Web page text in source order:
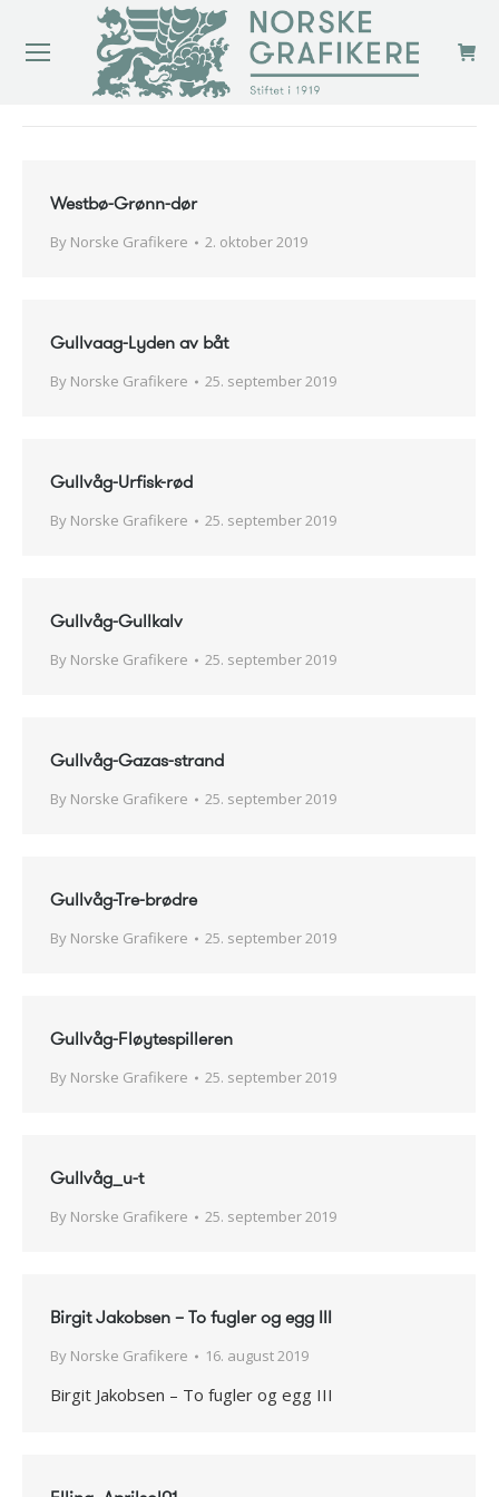
Westbø-Grønn-dør
By Norske Grafikere 2. oktober 2019
Gullvaag-Lyden av båt
By Norske Grafikere 25. september 2019
Gullvåg-Urfisk-rød
By Norske Grafikere 25. september 2019
Gullvåg-Gullkalv
By Norske Grafikere 25. september 2019
Gullvåg-Gazas-strand
By Norske Grafikere 25. september 2019
Gullvåg-Tre-brødre
By Norske Grafikere 25. september 2019
Gullvåg-Fløytespilleren
By Norske Grafikere 25. september 2019
Gullvåg_u-t
By Norske Grafikere 25. september 2019
Birgit Jakobsen – To fugler og egg III
By Norske Grafikere 16. august 2019
Birgit Jakobsen – To fugler og egg III